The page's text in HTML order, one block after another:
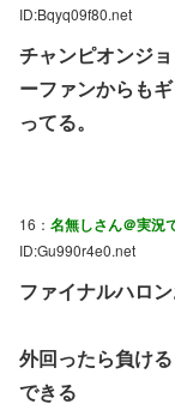
ID:Bqyq09f80.net
チャンピオンジ
ーファンからも
ってる。
16： 名無しさん＠実況
ID:Gu990r4e0.net
ファイナルハロン
外回ったら負け
できる